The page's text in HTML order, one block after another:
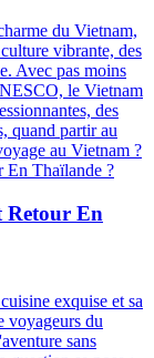
du Vietnam,
vibrante, des
Avec pas moins
le Vietnam
des
quand partir au
au Vietnam ?
Retour En
exquise et sa
voyageurs du
sans